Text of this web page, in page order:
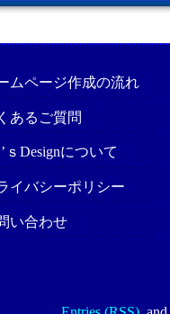
ムページ作成の流れ
あるご質問
ｓDesignについて
イバシーポリシー
い合わせ